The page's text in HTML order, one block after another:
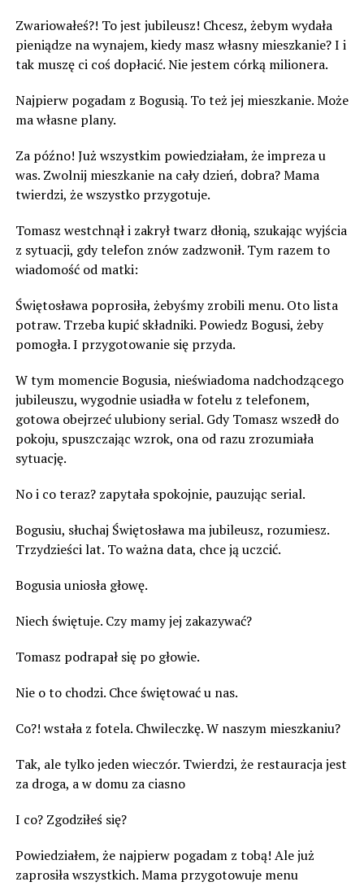
Zwariowałeś?! To jest jubileusz! Chcesz, żebym wydała
pieniądze na wynajem, kiedy masz własny mieszkanie? I i
tak muszę ci coś dopłacić. Nie jestem córką milionera.
Najpierw pogadam z Bogusią. To też jej mieszkanie. Może
ma własne plany.
Za późno! Już wszystkim powiedziałam, że impreza u
was. Zwolnij mieszkanie na cały dzień, dobra? Mama
twierdzi, że wszystko przygotuje.
Tomasz westchnął i zakrył twarz dłonią, szukając wyjścia
z sytuacji, gdy telefon znów zadzwonił. Tym razem to
wiadomość od matki:
Świętosława poprosiła, żebyśmy zrobili menu. Oto lista
potraw. Trzeba kupić składniki. Powiedz Bogusi, żeby
pomogła. I przygotowanie się przyda.
W tym momencie Bogusia, nieświadoma nadchodzącego
jubileuszu, wygodnie usiadła w fotelu z telefonem,
gotowa obejrzeć ulubiony serial. Gdy Tomasz wszedł do
pokoju, spuszczając wzrok, ona od razu zrozumiała
sytuację.
No i co teraz? zapytała spokojnie, pauzując serial.
Bogusiu, słuchaj Świętosława ma jubileusz, rozumiesz.
Trzydzieści lat. To ważna data, chce ją uczcić.
Bogusia uniosła głowę.
Niech świętuje. Czy mamy jej zakazywać?
Tomasz podrapał się po głowie.
Nie o to chodzi. Chce świętować u nas.
Co?! wstała z fotela. Chwileczkę. W naszym mieszkaniu?
Tak, ale tylko jeden wieczór. Twierdzi, że restauracja jest
za droga, a w domu za ciasno
I co? Zgodziłeś się?
Powiedziałem, że najpierw pogadam z tobą! Ale już
zaprosiła wszystkich. Mama przygotowuje menu